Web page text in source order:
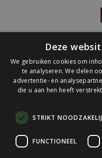
©
Deze
We gebruiken cookies om
te analyseren. We delen
advertentie- en
die u aan hen heeft
STRIKT
FUNCTIONEEL